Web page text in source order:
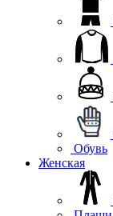
Обувь
Женская